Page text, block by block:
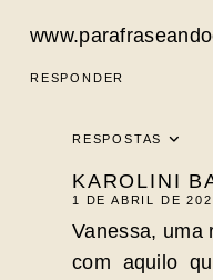
RESPONDER
RESPOSTAS
KAROLINI
1 DE ABRIL DE
Vanessa, uma
com aquilo